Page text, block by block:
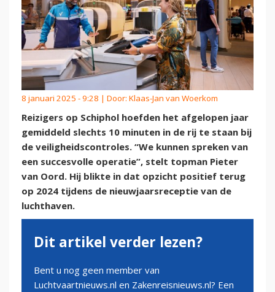
8 januari 2025 - 9:28 | Door: Klaas-Jan van Woerkom
Reizigers op Schiphol hoefden het afgelopen jaar
gemiddeld slechts 10 minuten in de rij te staan bij
de veiligheidscontroles. “We kunnen spreken van
een succesvolle operatie”, stelt topman Pieter
van Oord. Hij blikte in dat opzicht positief terug
op 2024 tijdens de nieuwjaarsreceptie van de
luchthaven.
Dit artikel verder lezen?
Bent u nog geen member van
Luchtvaartnieuws.nl en Zakenreisnieuws.nl? Een